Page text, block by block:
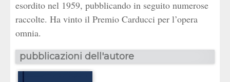
esordito nel 1959, pubblicando in seguito numerose
raccolte. Ha vinto il Premio Carducci per l’opera
omnia.
pubblicazioni dell'autore